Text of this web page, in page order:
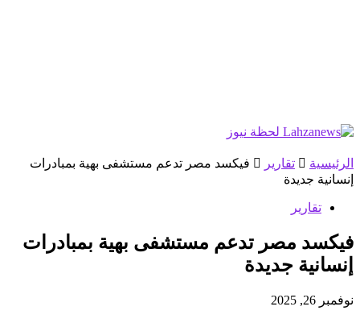
الرئيسية تقارير
فيكسد مصر تدعم مستشفى بهية بمبادرات
إنسانية جديدة
تقارير
فيكسد مصر تدعم مستشفى بهية بمبادرات
إنسانية جديدة
نوفمبر 26, 2025